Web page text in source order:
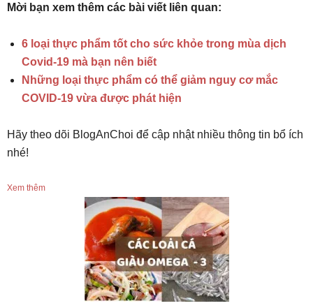
Mời bạn xem thêm các bài viết liên quan:
6 loại thực phẩm tốt cho sức khỏe trong mùa dịch
Covid-19 mà bạn nên biết
Những loại thực phẩm có thể giảm nguy cơ mắc
COVID-19 vừa được phát hiện
Hãy theo dõi BlogAnChoi để cập nhật nhiều thông tin bổ ích
nhé!
Xem thêm